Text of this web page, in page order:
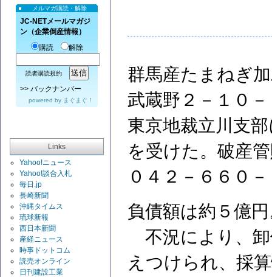
メルマガ購読・解除
JC-NETメールマガジ
ン（企業倒産情報）
購読
解除
読者購読規約
>> バックナンバー
powered by まぐまぐ！
Links
Yahoo!ニュース
Yahoo!談合入札
毎日.jp
長崎新聞
沖縄タイムス
琉球新報
西日本新聞
産経ニュース
時事ドットコム
読売オンライン
日刊建設工業
群馬産たまねぎ
武蔵野２－１０
東京地裁立川支
を受けた。破産
０４２－６６０
負債額は約５億
不況により、卸
えつけられ、採